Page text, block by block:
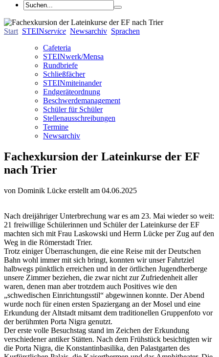
Start STEINservice Newsarchiv Sprachen
Cafeteria
STEINwerk/Mensa
Rundbriefe
Schließfächer
STEINmiteinander
Endgeräteordnung
Beschwerdemanagement
Schüler für Schüler
Stellenausschreibungen
Termine
Newsarchiv
Fachexkursion der Lateinkurse der EF
nach Trier
von Dominik Lücke erstellt am 04.06.2025
Nach dreijähriger Unterbrechung war es am 23. Mai wieder so weit:
21 freiwillige Schülerinnen und Schüler der Lateinkurse der EF
machten sich mit Frau Laskowski und Herrn Lücke per Zug auf den
Weg in die Römerstadt Trier.
Trotz einiger Überraschungen, die eine Reise mit der Deutschen
Bahn wohl immer mit sich bringt, konnten wir unser Fahrtziel
halbwegs pünktlich erreichen und in der örtlichen Jugendherberge
unsere Zimmer beziehen, die zwar nicht zur Zufriedenheit aller
waren, denen man aber trotzdem auch Positives wie den
„schwedischen Einrichtungsstil“ abgewinnen konnte. Der Abend
wurde noch für einen ersten Spaziergang an der Mosel und eine
Erkundung der Altstadt mitsamt dem traditionellen Gruppenfoto vor
der berühmten Porta Nigra genutzt.
Der erste volle Besuchstag stand im Zeichen der Erkundung
verschiedener antiker Stätten. Nach dem Frühstück besichtigten wir
die Porta Nigra, die Konstantinbasilika, den Palastgarten des